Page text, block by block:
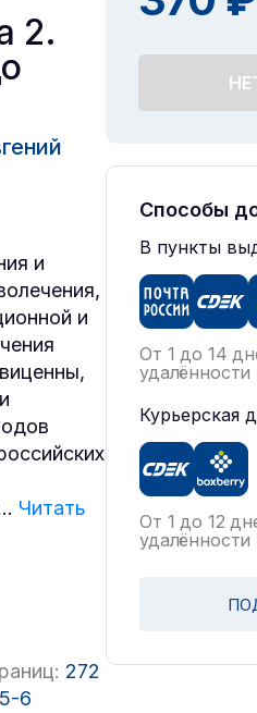
2.
и
и
Читать
272
6
Способы
В пункты
От 1 до 14
удалённости
Курьерская
От 1 до 12
удалённости